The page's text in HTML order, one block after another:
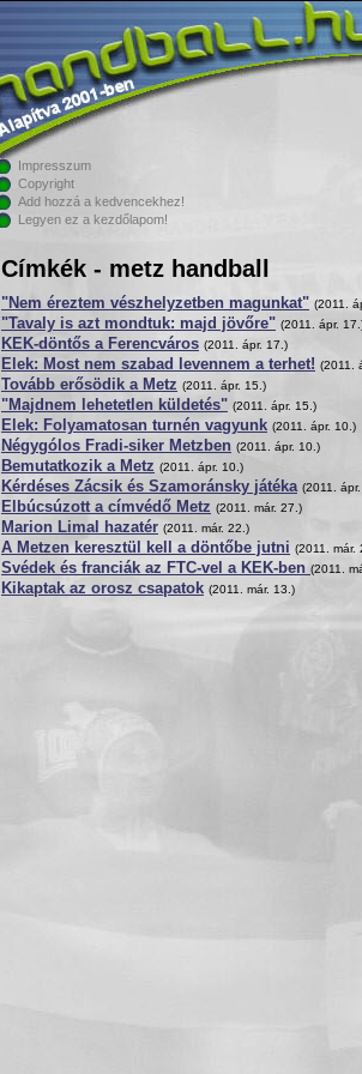
Impresszum
Copyright
Add hozzá a kedvencekhez!
Legyen ez a kezdőlapom!
Címkék - metz handball
"Nem éreztem vészhelyzetben magunkat" (2011.
"Tavaly is azt mondtuk: majd jövőre" (2011. ápr.
KEK-döntős a Ferencváros (2011. ápr. 17.)
Elek: Most nem szabad levennem a terhet! (2011.
Tovább erősödik a Metz (2011. ápr. 15.)
"Majdnem lehetetlen küldetés" (2011. ápr. 15.)
Elek: Folyamatosan turnén vagyunk (2011. ápr. 10.)
Négygólos Fradi-siker Metzben (2011. ápr. 10.)
Bemutatkozik a Metz (2011. ápr. 10.)
Kérdéses Zácsik és Szamoránsky játéka (2011.
Elbúcsúzott a címvédő Metz (2011. már. 27.)
Marion Limal hazatér (2011. már. 22.)
A Metzen keresztül kell a döntőbe jutni (2011. már.
Svédek és franciák az FTC-vel a KEK-ben (2011.
Kikaptak az orosz csapatok (2011. már. 13.)